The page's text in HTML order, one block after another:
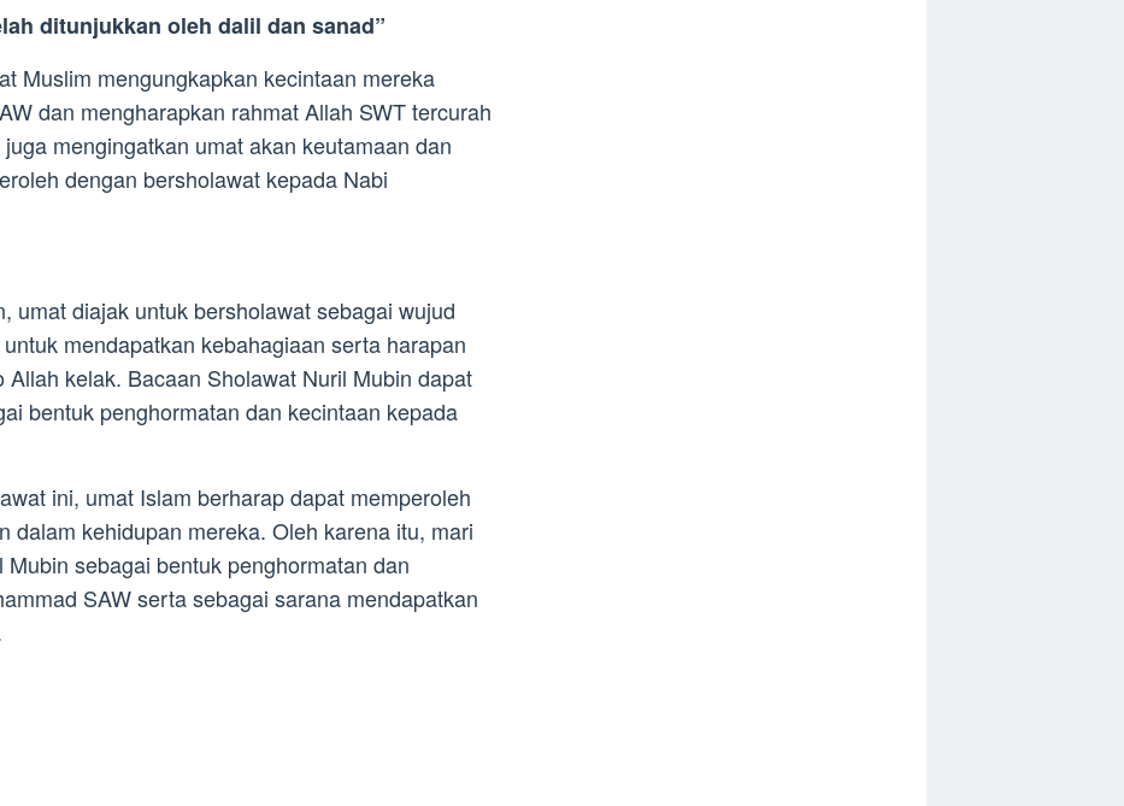
ditunjukkan oleh dalil dan sanad”
Muslim mengungkapkan kecintaan mereka
dan mengharapkan rahmat Allah SWT tercurah
mengingatkan umat akan keutamaan dan
dengan bersholawat kepada Nabi
umat diajak untuk bersholawat sebagai wujud
mendapatkan kebahagiaan serta harapan
kelak. Bacaan Sholawat Nuril Mubin dapat
bentuk penghormatan dan kecintaan kepada
ini, umat Islam berharap dapat memperoleh
dalam kehidupan mereka. Oleh karena itu, mari
sebagai bentuk penghormatan dan
SAW serta sebagai sarana mendapatkan